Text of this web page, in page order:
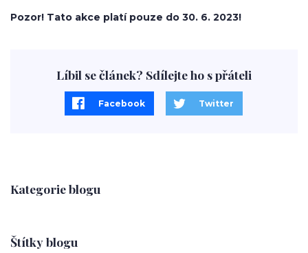
Kategorie blogu
Štítky blogu
Pozor! Tato akce platí pouze do 30. 6. 2023!
Líbil se článek? Sdílejte ho s přáteli
Facebook Twitter